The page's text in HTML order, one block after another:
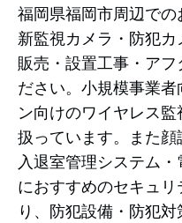
福岡県福岡市周辺で
新監視カメラ・防犯
販売・設置工事・ア
ださい。小規模事業
ン向けのワイヤレス
扱っています。また
入退室管理システム
におすすめのセキュ
り、防犯設備・防犯